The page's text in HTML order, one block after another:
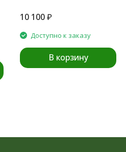
Каркас Фиберглас
10 100₽
Доступно к заказу
В корзину